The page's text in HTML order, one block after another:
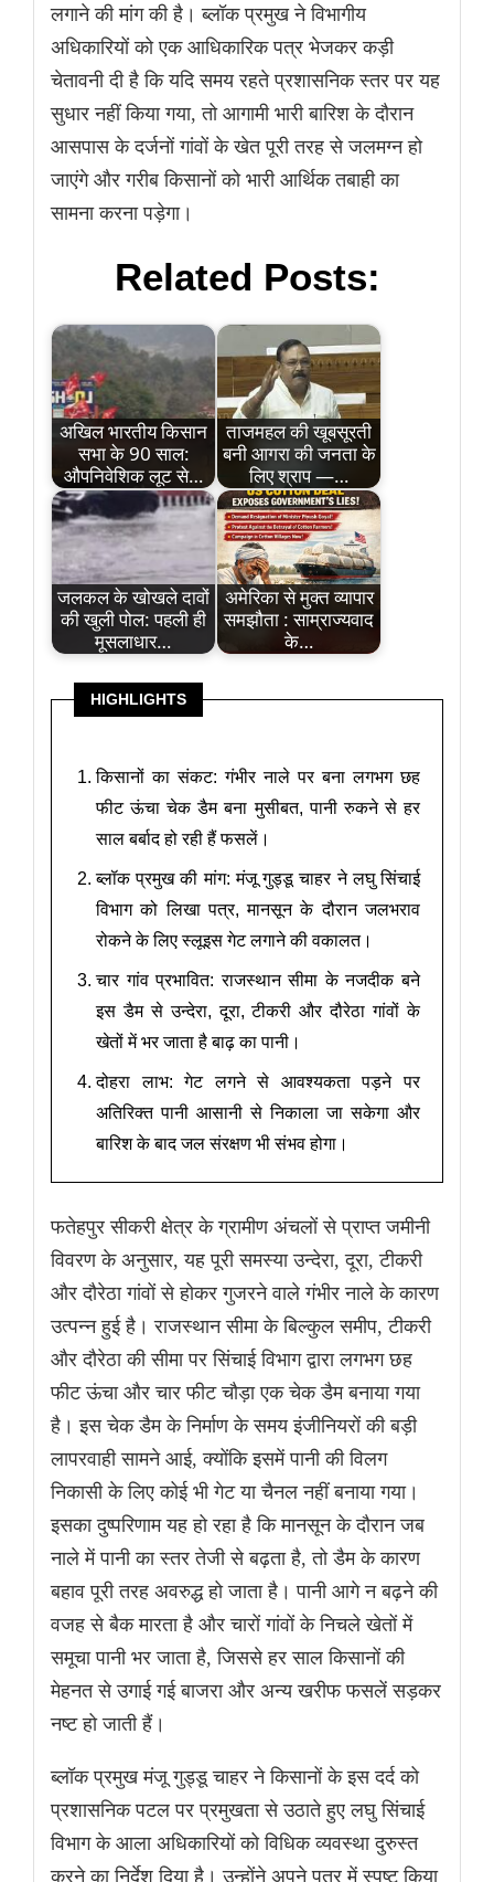
लगाने की मांग की है। ब्लॉक प्रमुख ने विभागीय
अधिकारियों को एक आधिकारिक पत्र भेजकर कड़ी
चेतावनी दी है कि यदि समय रहते प्रशासनिक स्तर पर यह
सुधार नहीं किया गया, तो आगामी भारी बारिश के दौरान
आसपास के दर्जनों गांवों के खेत पूरी तरह से जलमग्न हो
जाएंगे और गरीब किसानों को भारी आर्थिक तबाही का
सामना करना पड़ेगा।
Related Posts:
अखिल भारतीय किसान
सभा के 90 साल:
औपनिवेशिक लूट से…
ताजमहल की खूबसूरती
बनी आगरा की जनता के
लिए श्राप —…
जलकल के खोखले दावों
की खुली पोल: पहली ही
मूसलाधार…
अमेरिका से मुक्त व्यापार
समझौता : साम्राज्यवाद
के…
HIGHLIGHTS
किसानों का संकट: गंभीर नाले पर बना लगभग छह
फीट ऊंचा चेक डैम बना मुसीबत, पानी रुकने से हर
साल बर्बाद हो रही हैं फसलें।
ब्लॉक प्रमुख की मांग: मंजू गुड्डू चाहर ने लघु सिंचाई
विभाग को लिखा पत्र, मानसून के दौरान जलभराव
रोकने के लिए स्लूइस गेट लगाने की वकालत।
चार गांव प्रभावित: राजस्थान सीमा के नजदीक बने
इस डैम से उन्देरा, दूरा, टीकरी और दौरेठा गांवों के
खेतों में भर जाता है बाढ़ का पानी।
दोहरा लाभ: गेट लगने से आवश्यकता पड़ने पर
अतिरिक्त पानी आसानी से निकाला जा सकेगा और
बारिश के बाद जल संरक्षण भी संभव होगा।
फतेहपुर सीकरी क्षेत्र के ग्रामीण अंचलों से प्राप्त जमीनी
विवरण के अनुसार, यह पूरी समस्या उन्देरा, दूरा, टीकरी
और दौरेठा गांवों से होकर गुजरने वाले गंभीर नाले के कारण
उत्पन्न हुई है। राजस्थान सीमा के बिल्कुल समीप, टीकरी
और दौरेठा की सीमा पर सिंचाई विभाग द्वारा लगभग छह
फीट ऊंचा और चार फीट चौड़ा एक चेक डैम बनाया गया
है। इस चेक डैम के निर्माण के समय इंजीनियरों की बड़ी
लापरवाही सामने आई, क्योंकि इसमें पानी की विलग
निकासी के लिए कोई भी गेट या चैनल नहीं बनाया गया।
इसका दुष्परिणाम यह हो रहा है कि मानसून के दौरान जब
नाले में पानी का स्तर तेजी से बढ़ता है, तो डैम के कारण
बहाव पूरी तरह अवरुद्ध हो जाता है। पानी आगे न बढ़ने की
वजह से बैक मारता है और चारों गांवों के निचले खेतों में
समूचा पानी भर जाता है, जिससे हर साल किसानों की
मेहनत से उगाई गई बाजरा और अन्य खरीफ फसलें सड़कर
नष्ट हो जाती हैं।
ब्लॉक प्रमुख मंजू गुड्डू चाहर ने किसानों के इस दर्द को
प्रशासनिक पटल पर प्रमुखता से उठाते हुए लघु सिंचाई
विभाग के आला अधिकारियों को विधिक व्यवस्था दुरुस्त
करने का निर्देश दिया है। उन्होंने अपने पत्र में स्पष्ट किया